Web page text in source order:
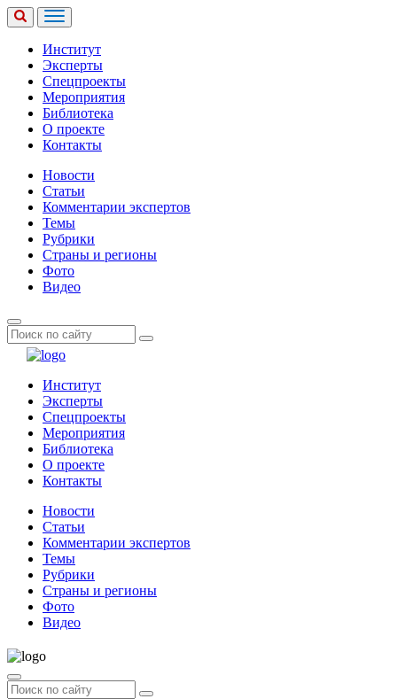
Институт
Эксперты
Спецпроекты
Мероприятия
Библиотека
О проекте
Контакты
Новости
Статьи
Комментарии экспертов
Темы
Рубрики
Страны и регионы
Фото
Видео
Институт
Эксперты
Спецпроекты
Мероприятия
Библиотека
О проекте
Контакты
Новости
Статьи
Комментарии экспертов
Темы
Рубрики
Страны и регионы
Фото
Видео